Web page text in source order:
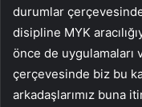
durumlar
disipline MYK
önce de uygulamaları
çerçevesinde biz bu
arkadaşlarımız buna